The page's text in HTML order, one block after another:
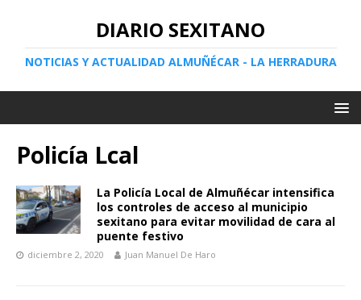
DIARIO SEXITANO
NOTICIAS Y ACTUALIDAD ALMUÑÉCAR - LA HERRADURA
Policía Lcal
La Policía Local de Almuñécar intensifica
los controles de acceso al municipio
sexitano para evitar movilidad de cara al
puente festivo
diciembre 2, 2020 Juan Manuel De Haro